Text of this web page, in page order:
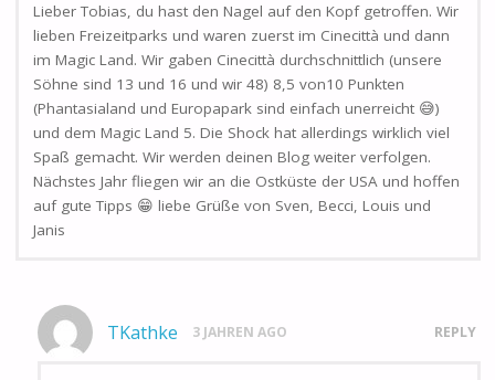
Lieber Tobias, du hast den Nagel auf den Kopf getroffen. Wir
lieben Freizeitparks und waren zuerst im Cinecittà und dann
im Magic Land. Wir gaben Cinecittà durchschnittlich (unsere
Söhne sind 13 und 16 und wir 48) 8,5 von10 Punkten
(Phantasialand und Europapark sind einfach unerreicht 😅)
und dem Magic Land 5. Die Shock hat allerdings wirklich viel
Spaß gemacht. Wir werden deinen Blog weiter verfolgen.
Nächstes Jahr fliegen wir an die Ostküste der USA und hoffen
auf gute Tipps 😁 liebe Grüße von Sven, Becci, Louis und
Janis
TKathke 3 JAHREN AGO REPLY